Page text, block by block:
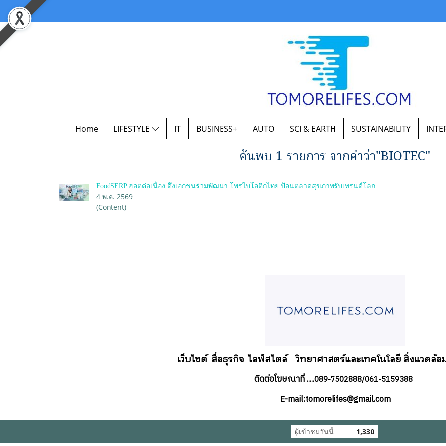
Home LIFESTYLE IT BUSINESS+ AUTO SCI & EARTH SUSTAINABILITY
ค้นพบ 1 รายการ จากคำว่า"BIOTEC"
FoodSERP ฮอตต่อเนื่อง ดึงเอกชนร่วมพัฒนา โพรไบโอติกไทย ป้อนตลาดสุขภาพรับเทรนด์โลก
4 พ.ค. 2569
(Content)
เว็บไซต์ สื่อธุรกิจไลฟ์สไตล์ วิทยาศาสตร์และเทคโนโลยี สิ่งแวดล้
ติดต่อโฆษณาที่.....089-7502888/061-5159388
E-mail:tomorelifes@gmail.com
ผู้เข้าชมวันนี้ 1,330